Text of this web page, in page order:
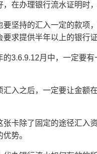
在办理银行流水证明时
持的汇入一定的款项，
求提供半年以上的银行证
月中，一定要有
之后，一定要让金额在
除了固定的途径汇入资
势。